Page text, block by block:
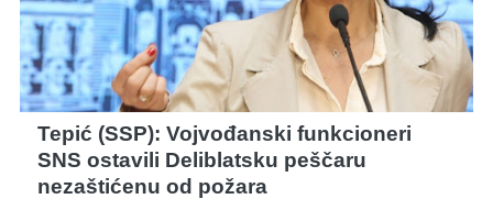
Tepić (SSP): Vojvođanski funkcioneri
SNS ostavili Deliblatsku peščaru
nezaštićenu od požara